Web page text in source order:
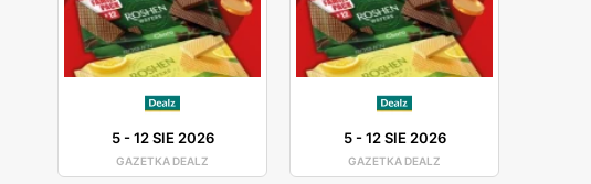
5-12 SIE 2026
GAZETKA DEALZ
5-12 SIE 2026
GAZETKA DEALZ